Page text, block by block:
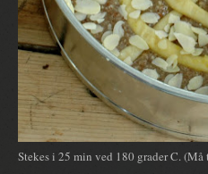
Stekes i 25 min ved 180 grader C.